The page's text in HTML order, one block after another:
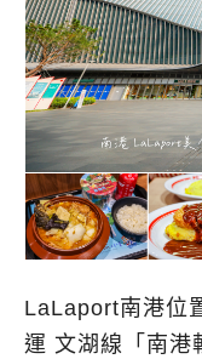
LaLaport南港位
運 文湖線「南港